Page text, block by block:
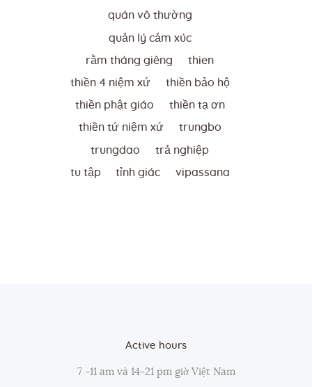
quán vô thường
quản lý cảm xúc
rằm tháng giêng thien
thiền 4 niệm xứ thiền bảo hộ
thiền phật giáo thiền tạ ơn
thiền tứ niệm xứ trungbo
trungdao trả nghiệp
tu tập tỉnh giác vipassana
Active hours
7 -11 am và 14-21 pm giờ Việt Nam